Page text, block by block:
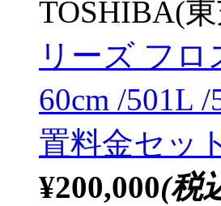
TOSHIBA(
リーズ フロ
60cm /501L
置料金セッ
¥200,000(税